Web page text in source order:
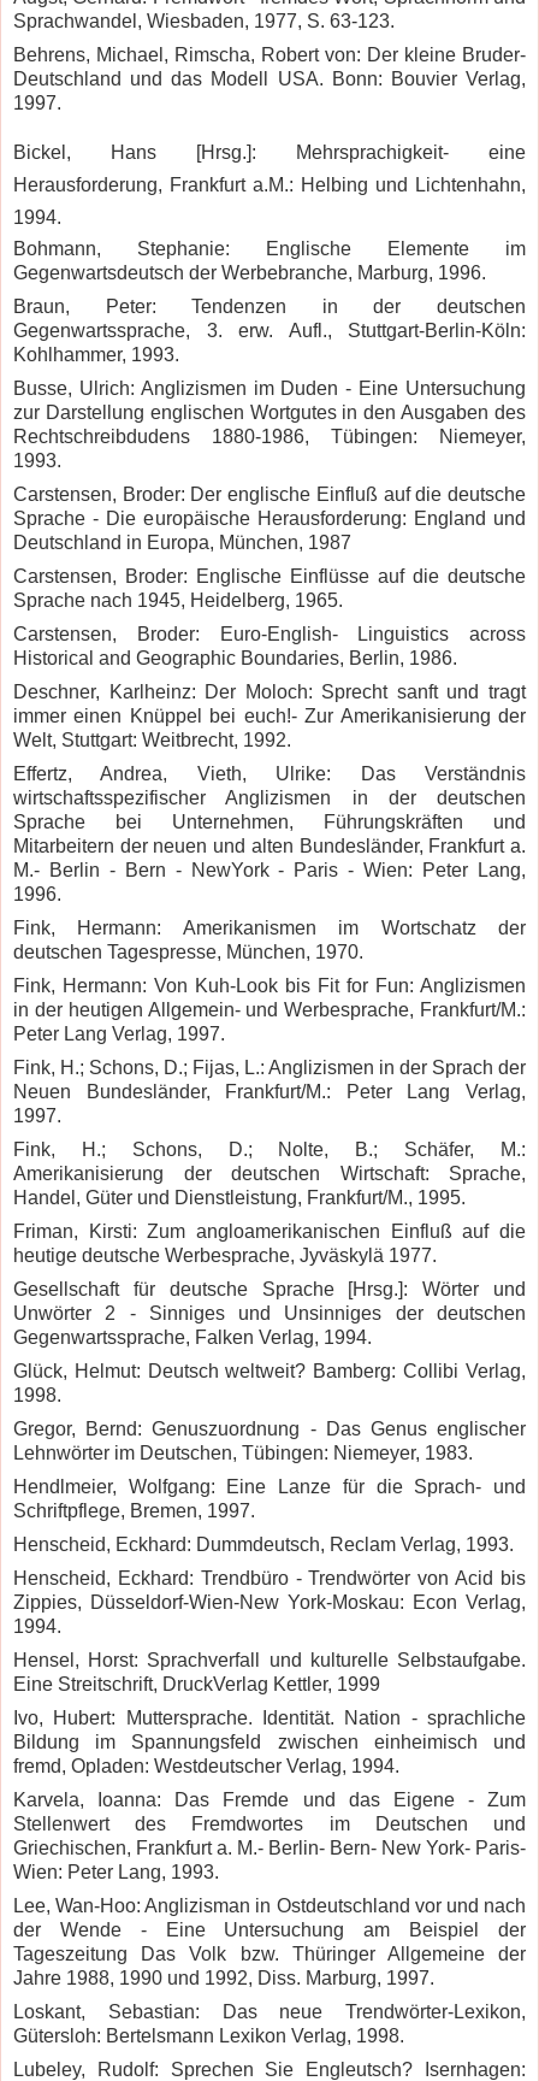
Sprachwandel, Wiesbaden, 1977, S. 63-123.
Behrens, Michael, Rimscha, Robert von: Der kleine Bruder-
Deutschland und das Modell USA. Bonn: Bouvier Verlag,
1997.
Bickel, Hans [Hrsg.]: Mehrsprachigkeit- eine
Herausforderung, Frankfurt a.M.: Helbing und Lichtenhahn,
1994.
Bohmann, Stephanie: Englische Elemente im
Gegenwartsdeutsch der Werbebranche, Marburg, 1996.
Braun, Peter: Tendenzen in der deutschen
Gegenwartssprache, 3. erw. Aufl., Stuttgart-Berlin-Köln:
Kohlhammer, 1993.
Busse, Ulrich: Anglizismen im Duden - Eine Untersuchung
zur Darstellung englischen Wortgutes in den Ausgaben des
Rechtschreibdudens 1880-1986, Tübingen: Niemeyer,
1993.
Carstensen, Broder: Der englische Einfluß auf die deutsche
Sprache - Die europäische Herausforderung: England und
Deutschland in Europa, München, 1987
Carstensen, Broder: Englische Einflüsse auf die deutsche
Sprache nach 1945, Heidelberg, 1965.
Carstensen, Broder: Euro-English- Linguistics across
Historical and Geographic Boundaries, Berlin, 1986.
Deschner, Karlheinz: Der Moloch: Sprecht sanft und tragt
immer einen Knüppel bei euch!- Zur Amerikanisierung der
Welt, Stuttgart: Weitbrecht, 1992.
Effertz, Andrea, Vieth, Ulrike: Das Verständnis
wirtschaftsspezifischer Anglizismen in der deutschen
Sprache bei Unternehmen, Führungskräften und
Mitarbeitern der neuen und alten Bundesländer, Frankfurt a.
M.- Berlin - Bern - NewYork - Paris - Wien: Peter Lang,
1996.
Fink, Hermann: Amerikanismen im Wortschatz der
deutschen Tagespresse, München, 1970.
Fink, Hermann: Von Kuh-Look bis Fit for Fun: Anglizismen
in der heutigen Allgemein- und Werbesprache, Frankfurt/M.:
Peter Lang Verlag, 1997.
Fink, H.; Schons, D.; Fijas, L.: Anglizismen in der Sprach der
Neuen Bundesländer, Frankfurt/M.: Peter Lang Verlag,
1997.
Fink, H.; Schons, D.; Nolte, B.; Schäfer, M.:
Amerikanisierung der deutschen Wirtschaft: Sprache,
Handel, Güter und Dienstleistung, Frankfurt/M., 1995.
Friman, Kirsti: Zum angloamerikanischen Einfluß auf die
heutige deutsche Werbesprache, Jyväskylä 1977.
Gesellschaft für deutsche Sprache [Hrsg.]: Wörter und
Unwörter 2 - Sinniges und Unsinniges der deutschen
Gegenwartssprache, Falken Verlag, 1994.
Glück, Helmut: Deutsch weltweit? Bamberg: Collibi Verlag,
1998.
Gregor, Bernd: Genuszuordnung - Das Genus englischer
Lehnwörter im Deutschen, Tübingen: Niemeyer, 1983.
Hendlmeier, Wolfgang: Eine Lanze für die Sprach- und
Schriftpflege, Bremen, 1997.
Henscheid, Eckhard: Dummdeutsch, Reclam Verlag, 1993.
Henscheid, Eckhard: Trendbüro - Trendwörter von Acid bis
Zippies, Düsseldorf-Wien-New York-Moskau: Econ Verlag,
1994.
Hensel, Horst: Sprachverfall und kulturelle Selbstaufgabe.
Eine Streitschrift, DruckVerlag Kettler, 1999
Ivo, Hubert: Muttersprache. Identität. Nation - sprachliche
Bildung im Spannungsfeld zwischen einheimisch und
fremd, Opladen: Westdeutscher Verlag, 1994.
Karvela, Ioanna: Das Fremde und das Eigene - Zum
Stellenwert des Fremdwortes im Deutschen und
Griechischen, Frankfurt a. M.- Berlin- Bern- New York- Paris-
Wien: Peter Lang, 1993.
Lee, Wan-Hoo: Anglizisman in Ostdeutschland vor und nach
der Wende - Eine Untersuchung am Beispiel der
Tageszeitung Das Volk bzw. Thüringer Allgemeine der
Jahre 1988, 1990 und 1992, Diss. Marburg, 1997.
Loskant, Sebastian: Das neue Trendwörter-Lexikon,
Gütersloh: Bertelsmann Lexikon Verlag, 1998.
Lubeley, Rudolf: Sprechen Sie Engleutsch? Isernhagen: